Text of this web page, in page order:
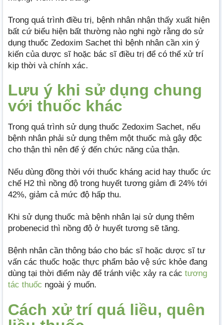
Trong quá trình điều trị, bệnh nhân nhận thấy xuất hiện
bất cứ biểu hiện bất thường nào nghi ngờ rằng do sử
dụng thuốc Zedoxim Sachet thì bệnh nhân cần xin ý
kiến của dược sĩ hoặc bác sĩ điều trị để có thể xử trí
kịp thời và chính xác.
Lưu ý khi sử dụng chung
với thuốc khác
Trong quá trình sử dụng thuốc Zedoxim Sachet, nếu
bệnh nhân phải sử dụng thêm một thuốc mà gây độc
cho thận thì nên để ý đến chức năng của thận.
Nếu dùng đồng thời với thuốc kháng acid hay thuốc ức
chế H2 thì nồng độ trong huyết tương giảm đi 24% tới
42%, giảm cả mức độ hấp thu.
Khi sử dụng thuốc mà bệnh nhân lại sử dụng thêm
probenecid thì nồng độ ở huyết tương sẽ tăng.
Bệnh nhân cần thông báo cho bác sĩ hoặc dược sĩ tư
vấn các thuốc hoặc thực phẩm bảo vệ sức khỏe đang
dùng tại thời điểm này để tránh việc xảy ra các tương
tác thuốc ngoài ý muốn.
Cách xử trí quá liều, quên